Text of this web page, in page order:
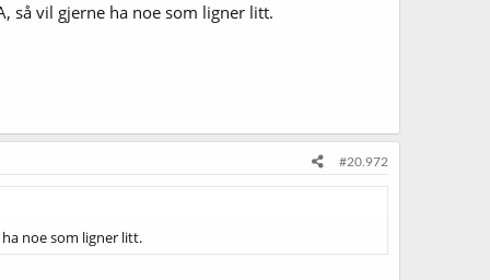
så vil gjerne ha noe som ligner litt.
#20.972
ha noe som ligner litt.